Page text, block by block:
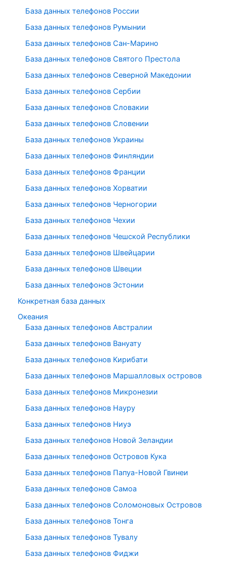
База данных телефонов России
База данных телефонов Румынии
База данных телефонов Сан-Марино
База данных телефонов Святого Престола
База данных телефонов Северной Македонии
База данных телефонов Сербии
База данных телефонов Словакии
База данных телефонов Словении
База данных телефонов Украины
База данных телефонов Финляндии
База данных телефонов Франции
База данных телефонов Хорватии
База данных телефонов Черногории
База данных телефонов Чехии
База данных телефонов Чешской Республики
База данных телефонов Швейцарии
База данных телефонов Швеции
База данных телефонов Эстонии
Конкретная база данных
Океания
База данных телефонов Австралии
База данных телефонов Вануату
База данных телефонов Кирибати
База данных телефонов Маршалловых островов
База данных телефонов Микронезии
База данных телефонов Науру
База данных телефонов Ниуэ
База данных телефонов Новой Зеландии
База данных телефонов Островов Кука
База данных телефонов Папуа-Новой Гвинеи
База данных телефонов Самоа
База данных телефонов Соломоновых Островов
База данных телефонов Тонга
База данных телефонов Тувалу
База данных телефонов Фиджи